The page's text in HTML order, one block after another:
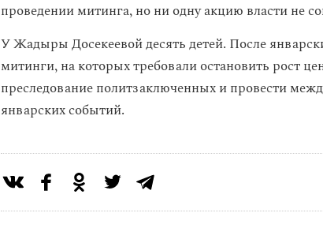
проведении митинга, но ни одну акцию власти не
У Жадыры Досекеевой десять детей. После
митинги, на которых требовали остановить рост
преследование политзаключенных и провести
январских событий.